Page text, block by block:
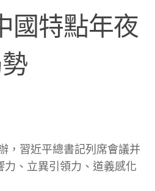
國特點年夜
，習近平總書記列席會議并
、立異引領力、道義感化